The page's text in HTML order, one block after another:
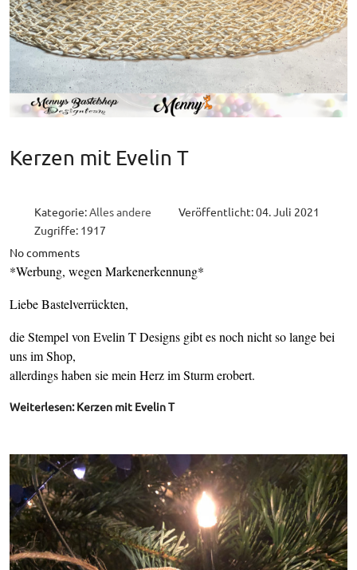
Kerzen mit Evelin T
Kategorie:Alles andere
Veröffentlicht: 04. Juli 2021
Zugriffe: 1917
No comments
*Werbung, wegen Markenerkennung*
Liebe Bastelverrückten,
die Stempel von Evelin T Designs gibt es noch nicht so lange bei
uns im Shop,
allerdings haben sie mein Herz im Sturm erobert.
Weiterlesen: Kerzen mit Evelin T